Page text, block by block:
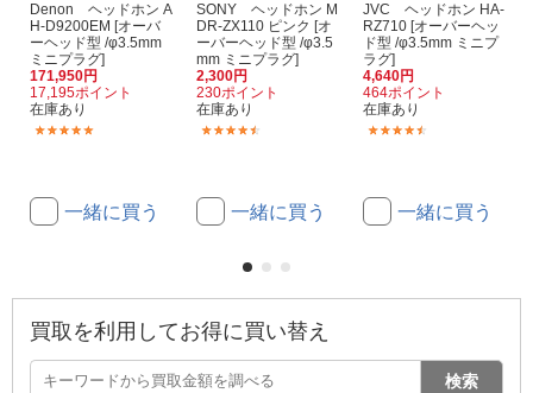
Denon ヘッドホン A
H-D9200EM [オーバ
ーヘッド型 /φ3.5mm
ミニプラグ]
171,950円
17,195ポイント
在庫あり
一緒に買う
SONY ヘッドホン M
DR-ZX110 ピンク [オ
ーバーヘッド型 /φ3.5
mm ミニプラグ]
2,300円
230ポイント
在庫あり
一緒に買う
JVC ヘッドホン HA-
RZ710 [オーバーヘッ
ド型 /φ3.5mm ミニプ
ラグ]
4,640円
464ポイント
在庫あり
一緒に買う
買取を利用してお得に買い替え
検索